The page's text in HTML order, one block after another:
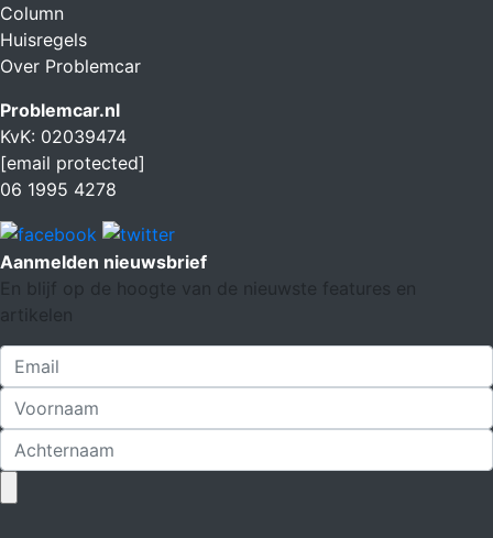
Column
Huisregels
Over Problemcar
Problemcar.nl
KvK: 02039474
[email protected]
06 1995 4278
Aanmelden nieuwsbrief
En blijf op de hoogte van de nieuwste features en
artikelen